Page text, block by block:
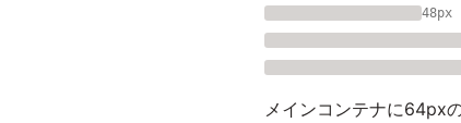
48px
メインコンテナに64px